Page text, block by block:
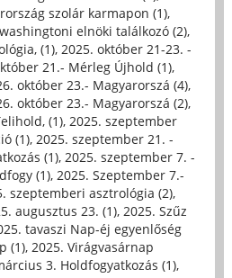
szolár karmapon (1),
elnöki találkozó (2),
(1), 2025. október 21-23. -
21.- Mérleg Újhold (1),
október 23.- Magyarorszá (4),
október 23.- Magyarorszá (2),
(1), 2025. szeptember
(1), 2025. szeptember 21. -
(1), 2025. szeptember 7. -
(1), 2025. Szeptember 7.-
szeptemberi asztrológia (2),
augusztus 23. (1), 2025. Szűz
tavaszi Nap-éj egyenlőség
(1), 2025. Virágvasárnap
3. Holdfogyatkozás (1),